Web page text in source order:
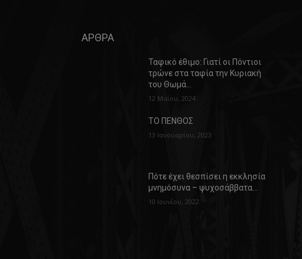
ΑΡΘΡΑ
Ταφικό έθιμο: Γιατί οι Πόντιοι
τρώνε στα ταφία την Κυριακή
του Θωμά…
12 Μαΐου, 2024
ΤΟ ΠΕΝΘΟΣ
13 Ιανουαρίου, 2023
Πότε έχει θεσπίσει η εκκλησία
μνημόσυνα – ψυχοσάββατα…
10 Ιουνίου, 2022